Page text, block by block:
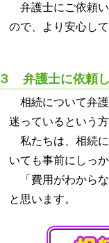
弁護士にご依頼
ので、より安心し
３ 弁護士に依頼
相続について弁
迷っているという
私たちは、相続
いても事前にしっ
「費用がわから
と思います。